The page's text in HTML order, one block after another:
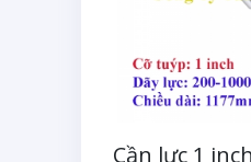
Cần lực 1